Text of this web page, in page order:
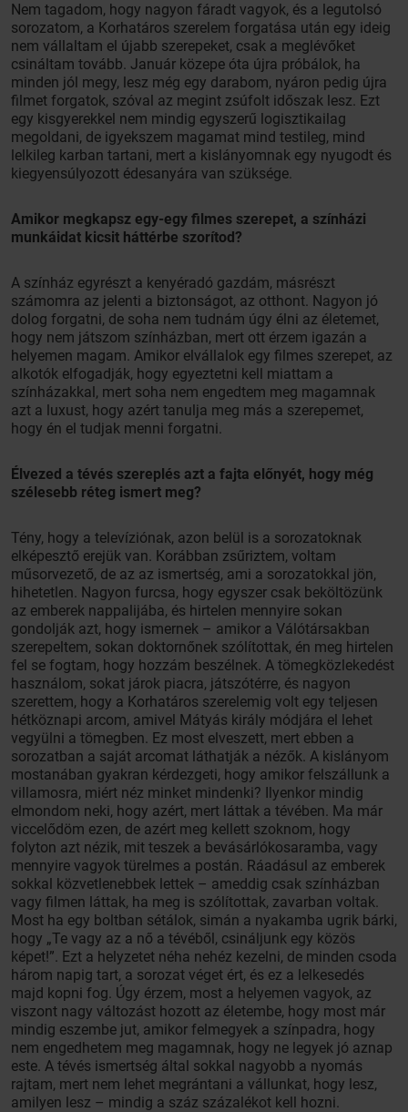
Nem tagadom, hogy nagyon fáradt vagyok, és a legutolsó
sorozatom, a Korhatáros szerelem forgatása után egy ideig
nem vállaltam el újabb szerepeket, csak a meglévőket
csináltam tovább. Január közepe óta újra próbálok, ha
minden jól megy, lesz még egy darabom, nyáron pedig újra
filmet forgatok, szóval az megint zsúfolt időszak lesz. Ezt
egy kisgyerekkel nem mindig egyszerű logisztikailag
megoldani, de igyekszem magamat mind testileg, mind
lelkileg karban tartani, mert a kislányomnak egy nyugodt és
kiegyensúlyozott édesanyára van szüksége.
Amikor megkapsz egy-egy filmes szerepet, a színházi
munkáidat kicsit háttérbe szorítod?
A színház egyrészt a kenyéradó gazdám, másrészt
számomra az jelenti a biztonságot, az otthont. Nagyon jó
dolog forgatni, de soha nem tudnám úgy élni az életemet,
hogy nem játszom színházban, mert ott érzem igazán a
helyemen magam. Amikor elvállalok egy filmes szerepet, az
alkotók elfogadják, hogy egyeztetni kell miattam a
színházakkal, mert soha nem engedtem meg magamnak
azt a luxust, hogy azért tanulja meg más a szerepemet,
hogy én el tudjak menni forgatni.
Élvezed a tévés szereplés azt a fajta előnyét, hogy még
szélesebb réteg ismert meg?
Tény, hogy a televíziónak, azon belül is a sorozatoknak
elképesztő erejük van. Korábban zsűriztem, voltam
műsorvezető, de az az ismertség, ami a sorozatokkal jön,
hihetetlen. Nagyon furcsa, hogy egyszer csak beköltözünk
az emberek nappalijába, és hirtelen mennyire sokan
gondolják azt, hogy ismernek – amikor a Válótársakban
szerepeltem, sokan doktornőnek szólítottak, én meg hirtelen
fel se fogtam, hogy hozzám beszélnek. A tömegközlekedést
használom, sokat járok piacra, játszótérre, és nagyon
szerettem, hogy a Korhatáros szerelemig volt egy teljesen
hétköznapi arcom, amivel Mátyás király módjára el lehet
vegyülni a tömegben. Ez most elveszett, mert ebben a
sorozatban a saját arcomat láthatják a nézők. A kislányom
mostanában gyakran kérdezgeti, hogy amikor felszállunk a
villamosra, miért néz minket mindenki? Ilyenkor mindig
elmondom neki, hogy azért, mert láttak a tévében. Ma már
viccelődöm ezen, de azért meg kellett szoknom, hogy
folyton azt nézik, mit teszek a bevásárlókosaramba, vagy
mennyire vagyok türelmes a postán. Ráadásul az emberek
sokkal közvetlenebbek lettek – ameddig csak színházban
vagy filmen láttak, ha meg is szólítottak, zavarban voltak.
Most ha egy boltban sétálok, simán a nyakamba ugrik bárki,
hogy „Te vagy az a nő a tévéből, csináljunk egy közös
képet!”. Ezt a helyzetet néha nehéz kezelni, de minden csoda
három napig tart, a sorozat véget ért, és ez a lelkesedés
majd kopni fog. Úgy érzem, most a helyemen vagyok, az
viszont nagy változást hozott az életembe, hogy most már
mindig eszembe jut, amikor felmegyek a színpadra, hogy
nem engedhetem meg magamnak, hogy ne legyek jó aznap
este. A tévés ismertség által sokkal nagyobb a nyomás
rajtam, mert nem lehet megrántani a vállunkat, hogy lesz,
amilyen lesz – mindig a száz százalékot kell hozni.